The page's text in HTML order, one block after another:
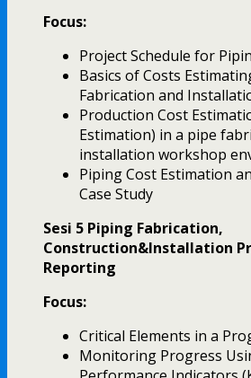
Focus:
Project Schedule for
Basics of Costs
Fabrication and
Production Cost
Estimation) in a pipe
installation workshop
Piping Cost Estimation
Case Study
Sesi 5 Piping Fabrication,
Construction&Installation
Reporting
Focus:
Critical Elements in a
Monitoring Progress